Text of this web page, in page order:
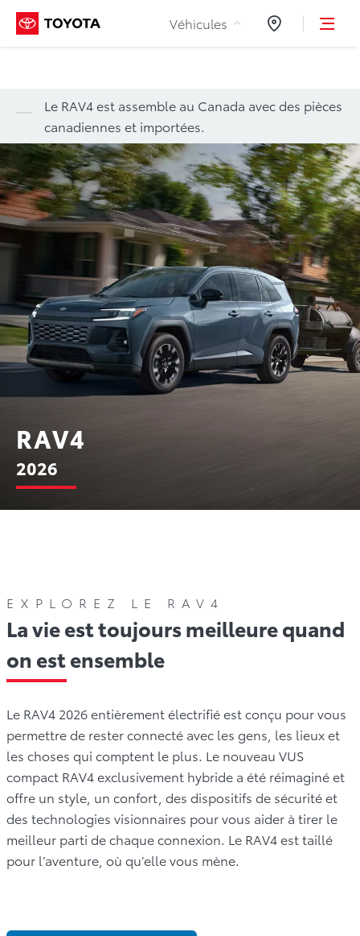
Aller au contenu
Véhicules
Le RAV4 est assemble au Canada avec des pièces
canadiennes et importées.
RAV4
2026
EXPLOREZ LE RAV4
La vie est toujours meilleure quand
on est ensemble
Le RAV4 2026 entièrement électrifié est conçu pour vous
permettre de rester connecté avec les gens, les lieux et
les choses qui comptent le plus. Le nouveau VUS
compact RAV4 exclusivement hybride a été réimaginé et
offre un style, un confort, des dispositifs de sécurité et
des technologies visionnaires pour vous aider à tirer le
meilleur parti de chaque connexion. Le RAV4 est taillé
pour l’aventure, où qu’elle vous mène.